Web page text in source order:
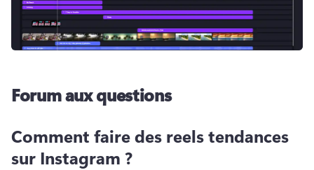
Forum aux questions
Comment faire des reels tendances
sur Instagram ?